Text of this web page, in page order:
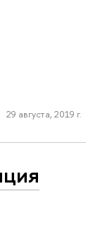
29 августа, 2019 г.